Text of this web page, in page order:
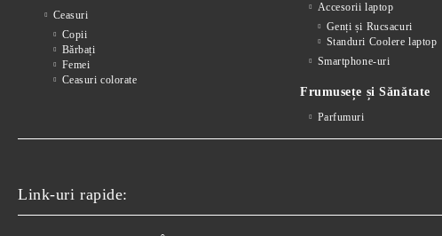
Ceasuri
Copii
Bărbați
Femei
Ceasuri colorate
Accesorii laptop
Genți și Rucsacuri
Standuri Coolere laptop
Smartphone-uri
Frumusețe și Sănătate
Parfumuri
Link-uri rapide: